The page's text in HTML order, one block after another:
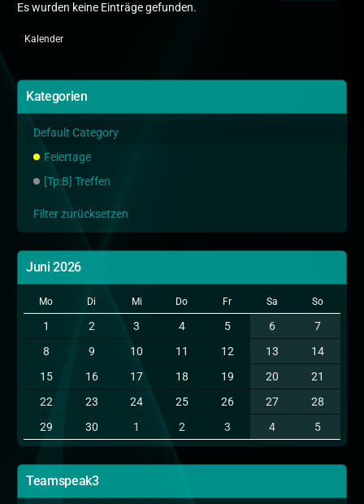
Es wurden keine Einträge gefunden.
Kalender
Kategorien
Default Category
Feiertage
[Tp:B] Treffen
Filter zurücksetzen
Juni 2026
Mo Di Mi Do Fr Sa So
1 2 3 4 5 6
7
8
9 10 11 12 13
14
15
16 17 18 19 20
21
22
23 24 25 26 27
28
29
30 1 2 3 4 5
Teamspeak3